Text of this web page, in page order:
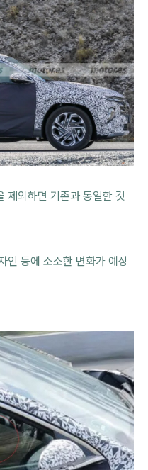
제외하면 기존과 동일한 것
인 등에 소소한 변화가 예상